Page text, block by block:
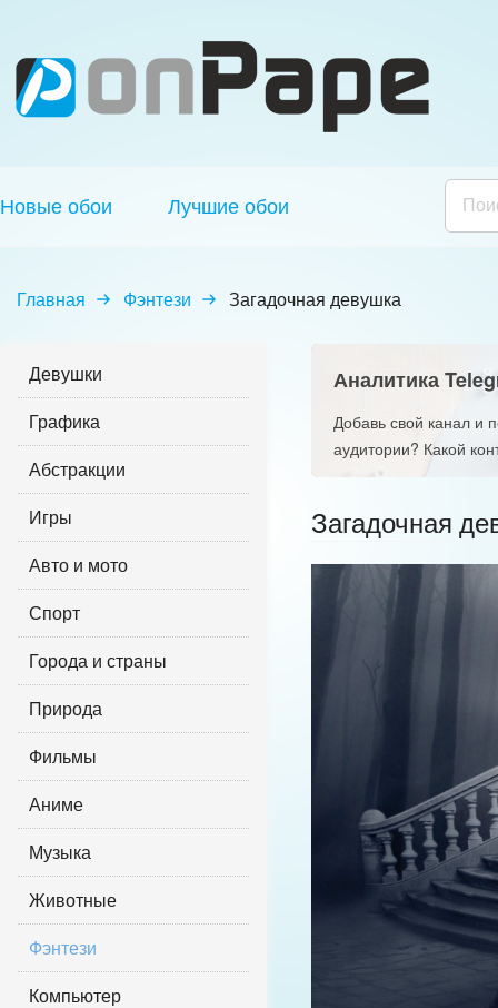
Новые обои Лучшие обои
Главная Фэнтези Загадочная девушка
Девушки
Графика
Абстракции
Игры
Авто и мото
Спорт
Города и страны
Природа
Фильмы
Аниме
Музыка
Животные
Фэнтези
Компьютер
Аналитика
Добавь свой канал и
аудитории? Какой
Загадочная